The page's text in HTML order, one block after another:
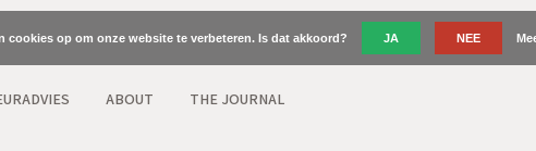
ABOUT THE JOURNAL
cookies op om onze website te verbeteren. Is dat akkoord? JA NEE